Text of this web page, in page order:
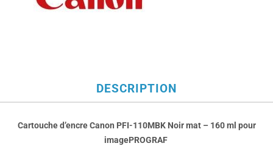
DESCRIPTION
Cartouche d’encre Canon PFI-110MBK Noir mat – 160 ml pour
imagePROGRAF